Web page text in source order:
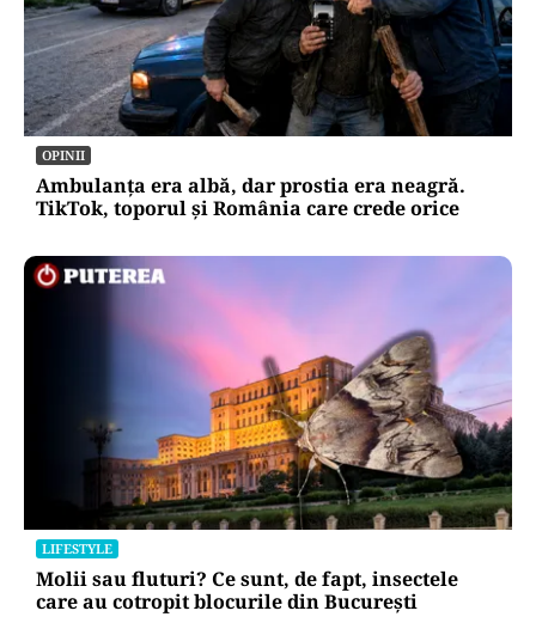
OPINII
Ambulanța era albă, dar prostia era neagră.
TikTok, toporul și România care crede orice
LIFESTYLE
Molii sau fluturi? Ce sunt, de fapt, insectele
care au cotropit blocurile din București